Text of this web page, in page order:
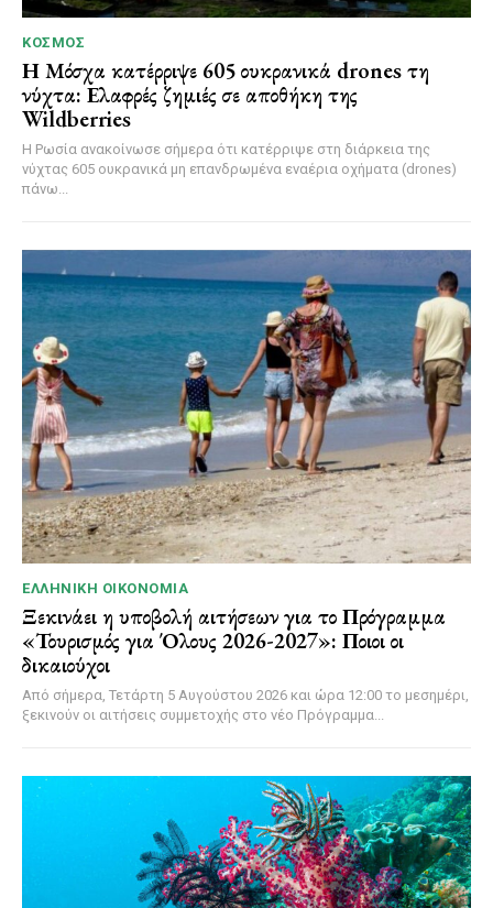
ΚΌΣΜΟΣ
Η Μόσχα κατέρριψε 605 ουκρανικά drones τη
νύχτα: Ελαφρές ζημιές σε αποθήκη της
Wildberries
Η Ρωσία ανακοίνωσε σήμερα ότι κατέρριψε στη διάρκεια της
νύχτας 605 ουκρανικά μη επανδρωμένα εναέρια οχήματα (drones)
πάνω...
ΕΛΛΗΝΙΚΉ ΟΙΚΟΝΟΜΊΑ
Ξεκινάει η υποβολή αιτήσεων για το Πρόγραμμα
«Τουρισμός για Όλους 2026-2027»: Ποιοι οι
δικαιούχοι
Από σήμερα, Τετάρτη 5 Αυγούστου 2026 και ώρα 12:00 το μεσημέρι,
ξεκινούν οι αιτήσεις συμμετοχής στο νέο Πρόγραμμα...